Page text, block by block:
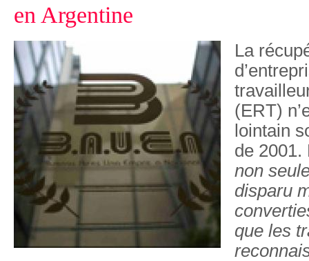
en Argentine
La
(ERT)
lointain
de
non
disparu
que les